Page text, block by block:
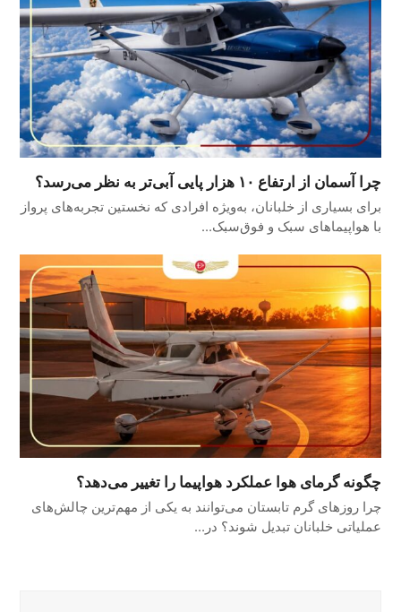
چرا آسمان از ارتفاع ۱۰ هزار پایی آبی‌تر به نظر می‌رسد؟
برای بسیاری از خلبانان، به‌ویژه افرادی که نخستین تجربه‌های پرواز
با هواپیماهای سبک و فوق‌سبک…
چگونه گرمای هوا عملکرد هواپیما را تغییر می‌دهد؟
چرا روزهای گرم تابستان می‌توانند به یکی از مهم‌ترین چالش‌های
عملیاتی خلبانان تبدیل شوند؟ در…